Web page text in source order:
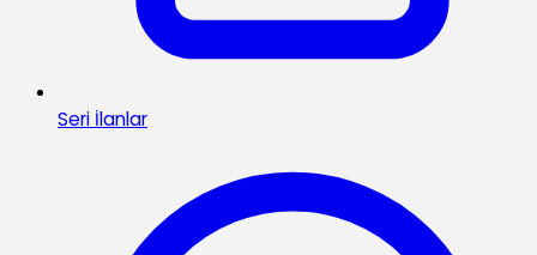
Seri İlanlar